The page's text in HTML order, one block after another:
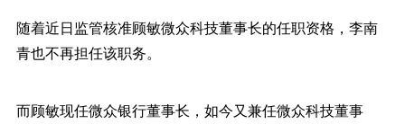
随着近日监管核准顾敏微众科技董事长的任职资格，李南
青也不再担任该职务。
而顾敏现任微众银行董事长，如今又兼任微众科技董事